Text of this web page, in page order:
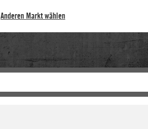
Anderen Markt wählen